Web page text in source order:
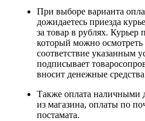
При выборе варианта
дожидаетесь приезда
за товар в рублях. Курьер
который можно
соответствие указанным
подписывает
вносит денежные
Также оплата наличными
из магазина, оплаты по
постамата.